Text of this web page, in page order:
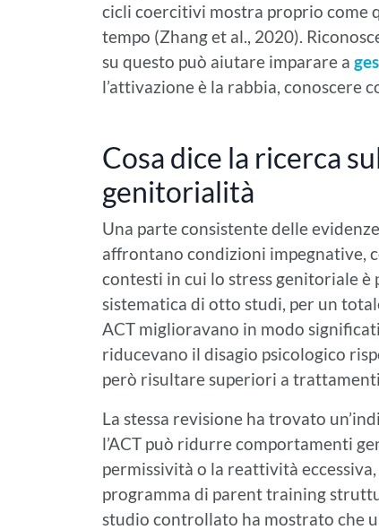
cicli coercitivi mostra proprio come
tempo (Zhang et al., 2020).
su questo può aiutare imparare a
l’attivazione è la rabbia, conoscere
Cosa dice la ricerca
genitorialità
Una parte consistente delle evidenze
affrontano condizioni impegnative,
contesti in cui lo stress genitoriale
sistematica di otto studi, per un
ACT miglioravano in modo
riducevano il disagio psicologico
però risultare superiori a
La stessa revisione ha trovato
l’ACT può ridurre comportamenti
permissività o la reattività
programma di parent training
studio controllato ha mostrato che